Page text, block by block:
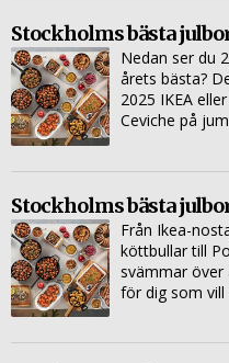
Stockholms bästa
Nedan ser du
årets bästa?
2025 IKEA
Ceviche på
Stockholms bästa
Från Ikea-
köttbullar till
svämmar
för dig som